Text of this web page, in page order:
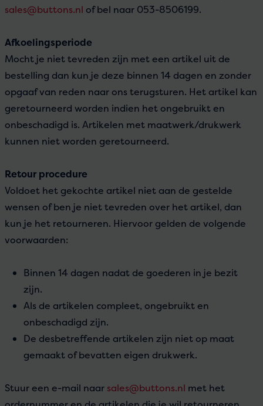
sales@buttons.nl of bel naar 053-8506199.
Afkoelingsperiode
Mocht je niet tevreden zijn met een artikel uit de
bestelling dan kun je deze binnen 14 dagen en zonder
opgaaf van reden naar ons terugsturen. Het artikel kan
geretourneerd worden indien het ongebruikt en
onbeschadigd is. Artikelen met maatwerk/drukwerk
kunnen niet worden geretourneerd.
Retour procedure
Voldoet het gekochte artikel niet aan de gestelde
wensen of ben je niet tevreden over het artikel, dan
kun je het retourneren. Hiervoor gelden de volgende
voorwaarden:
Binnen 14 dagen nadat de goederen in je bezit
zijn.
Als de artikelen compleet, ongebruikt en
onbeschadigd zijn.
De desbetreffende artikelen zijn niet op maat
gemaakt of bevatten eigen drukwerk.
Stuur een e-mail naar sales@buttons.nl met het